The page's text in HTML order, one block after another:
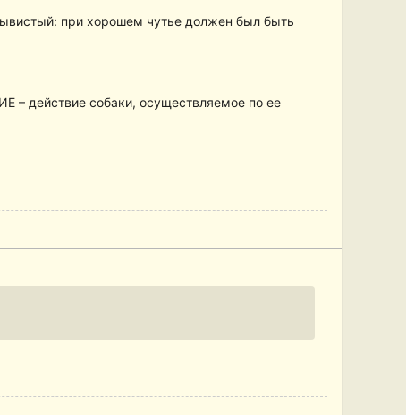
при хорошем чутье должен был быть
– действие собаки, осуществляемое по ее